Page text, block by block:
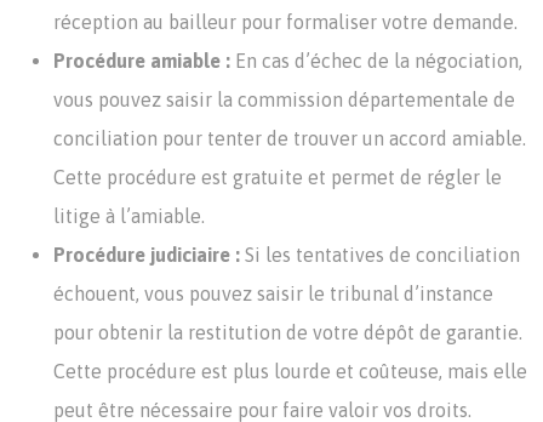
réception au bailleur pour formaliser votre demande.
Procédure amiable : En cas d’échec de la négociation,
vous pouvez saisir la commission départementale de
conciliation pour tenter de trouver un accord amiable.
Cette procédure est gratuite et permet de régler le
litige à l’amiable.
Procédure judiciaire : Si les tentatives de conciliation
échouent, vous pouvez saisir le tribunal d’instance
pour obtenir la restitution de votre dépôt de garantie.
Cette procédure est plus lourde et coûteuse, mais elle
peut être nécessaire pour faire valoir vos droits.